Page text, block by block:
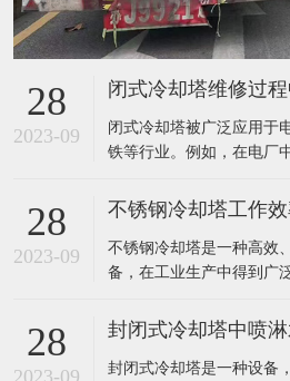
28
2023-09
闭式冷却塔维修过
闭式冷却塔被广泛应用于
铁等行业。例如，在电厂
在钢铁行业中，该设备可
废气温度，减少环境污染
过程中，需要注意以下几
对闭式冷却塔进行详细检
28
2023-09
不锈钢冷却塔是一种高效
备，在工业生产中得到广
触，使水冷器内热水的热
再通过风机将热空气排出
移，达到冷却效果。​不锈
28
2023-09
封闭式冷却塔是一种设备